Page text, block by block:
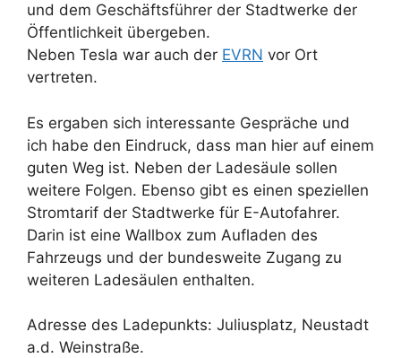
und dem Geschäftsführer der Stadtwerke der
Öffentlichkeit übergeben.
Neben Tesla war auch der EVRN vor Ort
vertreten.
Es ergaben sich interessante Gespräche und
ich habe den Eindruck, dass man hier auf einem
guten Weg ist. Neben der Ladesäule sollen
weitere Folgen. Ebenso gibt es einen speziellen
Stromtarif der Stadtwerke für E-Autofahrer.
Darin ist eine Wallbox zum Aufladen des
Fahrzeugs und der bundesweite Zugang zu
weiteren Ladesäulen enthalten.
Adresse des Ladepunkts: Juliusplatz, Neustadt
a.d. Weinstraße.